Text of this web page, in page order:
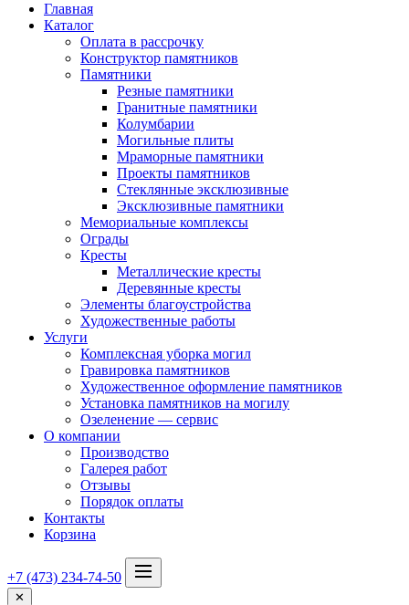
Главная
Каталог
Оплата в рассрочку
Конструктор памятников
Памятники
Резные памятники
Гранитные памятники
Колумбарии
Могильные плиты
Мраморные памятники
Проекты памятников
Стеклянные эксклюзивные
Эксклюзивные памятники
Мемориальные комплексы
Ограды
Кресты
Металлические кресты
Деревянные кресты
Элементы благоустройства
Художественные работы
Услуги
Комплексная уборка могил
Гравировка памятников
Художественное оформление памятников
Установка памятников на могилу
Озеленение — сервис
О компании
Производство
Галерея работ
Отзывы
Порядок оплаты
Контакты
Корзина
+7 (473) 234-74-50
✕